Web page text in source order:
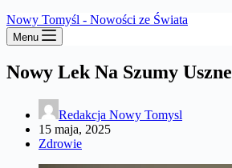
Nowy Tomyśl - Nowości ze Świata
Menu
Nowy Lek Na Szumy Uszne
Redakcja Nowy Tomysl
15 maja, 2025
Zdrowie